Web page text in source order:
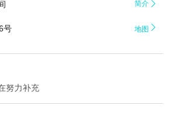
简介 
号 地图 
努力补充